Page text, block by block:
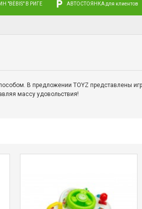
"BĒBIS" В РИГЕ АВТОСТОЯНКА для клиентов
В предложении TOYZ представлены
массу удовольствия!